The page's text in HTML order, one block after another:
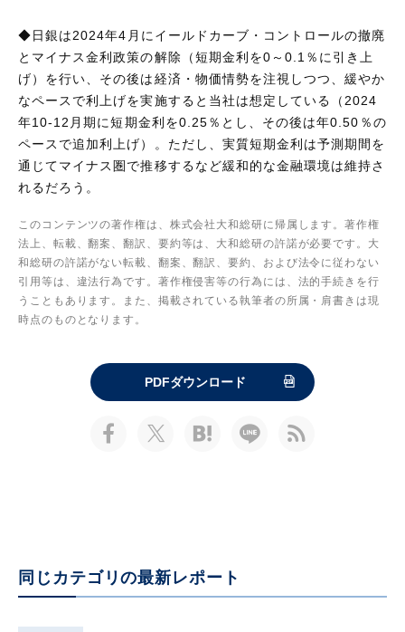
◆日銀は2024年4月にイールドカーブ・コントロールの撤廃
とマイナス金利政策の解除（短期金利を0～0.1％に引き上
げ）を行い、その後は経済・物価情勢を注視しつつ、緩やか
なペースで利上げを実施すると当社は想定している（2024
年10-12月期に短期金利を0.25％とし、その後は年0.50％の
ペースで追加利上げ）。ただし、実質短期金利は予測期間を
通じてマイナス圏で推移するなど緩和的な金融環境は維持さ
れるだろう。
このコンテンツの著作権は、株式会社大和総研に帰属します。著作権
法上、転載、翻案、翻訳、要約等は、大和総研の許諾が必要です。大
和総研の許諾がない転載、翻案、翻訳、要約、および法令に従わない
引用等は、違法行為です。著作権侵害等の行為には、法的手続きを行
うこともあります。また、掲載されている執筆者の所属・肩書きは現
時点のものとなります。
PDFダウンロード
同じカテゴリの最新レポート